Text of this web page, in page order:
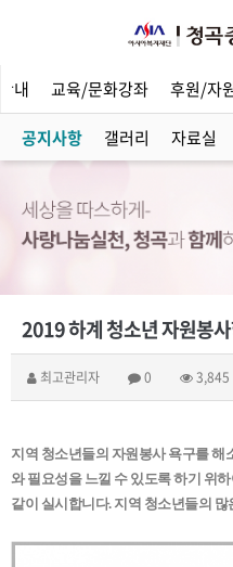
내 교육/문화강좌 후원/자
공지사항 갤러리 자료실
2019 하계 청소년 자원봉
최고관리자 0 3,845
지역 청소년들의 자원봉사 욕구를 해
와 필요성을 느낄 수 있도록 하기 위하
같이 실시합니다. 지역 청소년들의